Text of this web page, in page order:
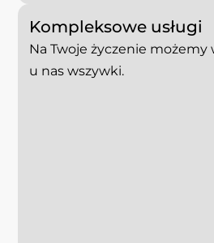
Kompleksowe usługi
Na Twoje życzenie możemy
u nas wszywki.